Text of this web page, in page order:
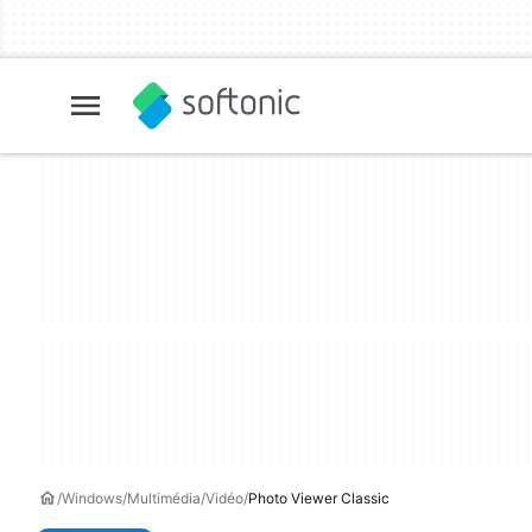
Windows Multimédia Vidéo Photo Viewer Classic